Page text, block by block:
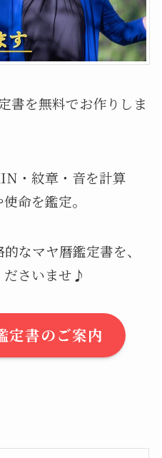
書を無料でお作りしま
・紋章・音を計算
命を鑑定。
なマヤ暦鑑定書を、
ださいませ♪
定書のご案内